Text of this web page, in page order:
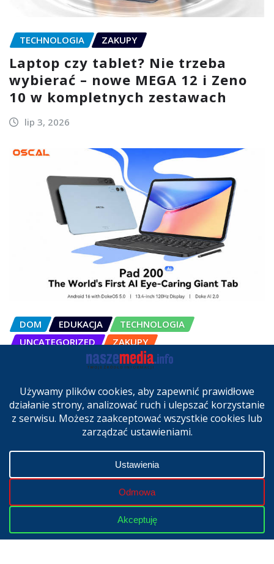
TECHNOLOGIA ZAKUPY
Laptop czy tablet? Nie trzeba
wybierać – nowe MEGA 12 i Zeno
10 w kompletnych zestawach
lip 3, 2026
DOM EDUKACJA
TECHNOLOGIA
UNCATEGORIZED
ZAKUPY
OSCAL Pad 200 alternatywą dla
sprzedaży w Polsce
cze 27, 2026